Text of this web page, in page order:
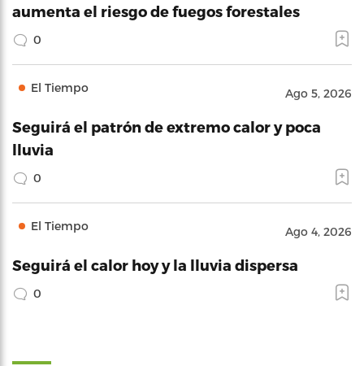
aumenta el riesgo de fuegos forestales
0
El Tiempo Ago 5, 2026
Seguirá el patrón de extremo calor y poca
lluvia
0
El Tiempo Ago 4, 2026
Seguirá el calor hoy y la lluvia dispersa
0